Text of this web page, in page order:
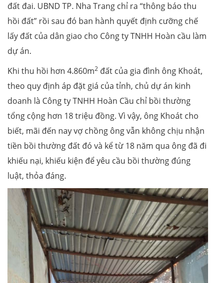
đất đai. UBND TP. Nha Trang chỉ ra “thông báo thu
hồi đất” rồi sau đó ban hành quyết định cưỡng chế
lấy đất của dân giao cho Công ty TNHH Hoàn cầu làm
dự án.
Khi thu hồi hơn 4.860m2 đất của gia đình ông Khoát,
theo quy định áp đặt giá của tỉnh, chủ dự án kinh
doanh là Công ty TNHH Hoàn Cầu chỉ bồi thường
tổng cộng hơn 18 triệu đồng. Vì vậy, ông Khoát cho
biết, mãi đến nay vợ chồng ông vẫn không chịu nhận
tiền bồi thường đất đó và kể từ 18 năm qua ông đã đi
khiếu nại, khiếu kiện để yêu cầu bồi thường đúng
luật, thỏa đáng.